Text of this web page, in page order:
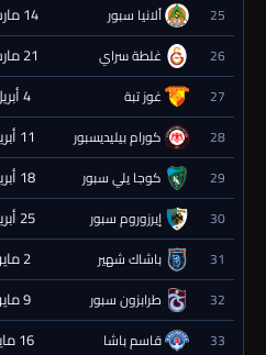
25 ألانيا سبور 14 مارس 2027 - 19:00
26 غلطة سراي 21 مارس 2027 - 19:00
27 غوز تبة 4 أبريل 2027 - 19:00
28 كورام بيليديسبور 11 أبريل 2027 - 19:00
29 كوجا يلي سبور 18 أبريل 2027 - 19:00
30 إيرزوروم سبور 25 أبريل 2027 - 19:00
31 باشاك شهير 2 مايو 2027 - 20:00
32 طرابزون سبور 9 مايو 2027 - 20:00
33 قاسم باشا 16 مايو 2027 - 20:00